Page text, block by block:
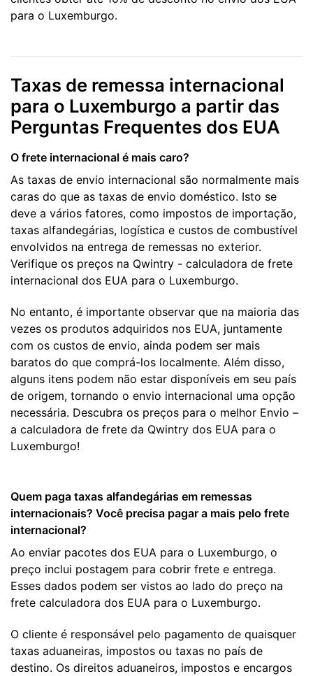
para o Luxemburgo.
Taxas de remessa internacional
para o Luxemburgo a partir das
Perguntas Frequentes dos EUA
O frete internacional é mais caro?
As taxas de envio internacional são normalmente mais
caras do que as taxas de envio doméstico. Isto se
deve a vários fatores, como impostos de importação,
taxas alfandegárias, logística e custos de combustível
envolvidos na entrega de remessas no exterior.
Verifique os preços na Qwintry - calculadora de frete
internacional dos EUA para o Luxemburgo.
No entanto, é importante observar que na maioria das
vezes os produtos adquiridos nos EUA, juntamente
com os custos de envio, ainda podem ser mais
baratos do que comprá-los localmente. Além disso,
alguns itens podem não estar disponíveis em seu país
de origem, tornando o envio internacional uma opção
necessária. Descubra os preços para o melhor Envio –
a calculadora de frete da Qwintry dos EUA para o
Luxemburgo!
Quem paga taxas alfandegárias em remessas
internacionais? Você precisa pagar a mais pelo frete
internacional?
Ao enviar pacotes dos EUA para o Luxemburgo, o
preço inclui postagem para cobrir frete e entrega.
Esses dados podem ser vistos ao lado do preço na
frete calculadora dos EUA para o Luxemburgo.
O cliente é responsável pelo pagamento de quaisquer
taxas aduaneiras, impostos ou taxas no país de
destino. Os direitos aduaneiros, impostos e encargos